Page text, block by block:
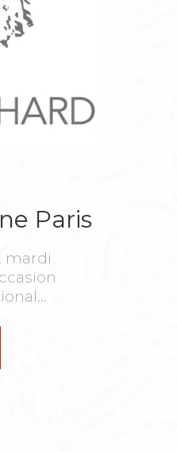
Paris
mardi